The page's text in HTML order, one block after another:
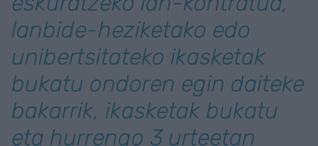
lanbide-heziketako edo
unibertsitateko ikasketak
bukatu ondoren egin daiteke
bakarrik, ikasketak bukatu
eta hurrengo 3 urteetan